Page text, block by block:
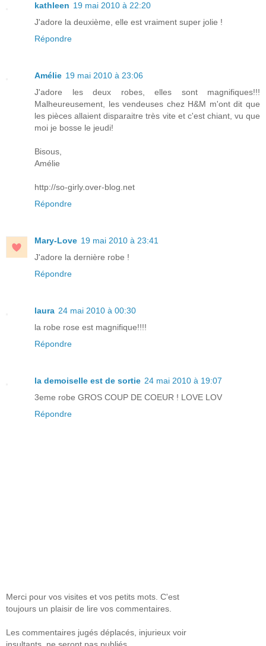
kathleen 19 mai 2010 à 22:20
J'adore la deuxième, elle est vraiment super jolie !
Répondre
Amélie 19 mai 2010 à 23:06
J'adore les deux robes, elles sont magnifiques!!!
Malheureusement, les vendeuses chez H&M m'ont dit que
les pièces allaient disparaitre très vite et c'est chiant, vu que
moi je bosse le jeudi!
Bisous,
Amélie
http://so-girly.over-blog.net
Répondre
Mary-Love 19 mai 2010 à 23:41
J'adore la dernière robe !
Répondre
laura 24 mai 2010 à 00:30
la robe rose est magnifique!!!!
Répondre
la demoiselle est de sortie 24 mai 2010 à 19:07
3eme robe GROS COUP DE COEUR ! LOVE LOV
Répondre
Merci pour vos visites et vos petits mots. C'est
toujours un plaisir de lire vos commentaires.
Les commentaires jugés déplacés, injurieux voir
insultants, ne seront pas publiés.